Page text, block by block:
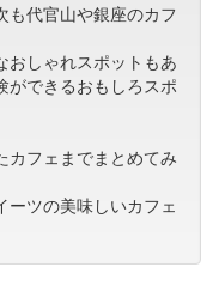
も代官山や銀座のカフ
おしゃれスポットもあ
ができるおもしろスポ
カフェまでまとめてみ
ーツの美味しいカフェ